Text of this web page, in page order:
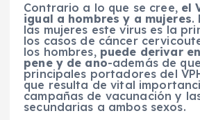
Contrario a lo que se cree, el
igual a hombres y a mujeres.
las mujeres este virus es la
los casos de cáncer
los hombres,puede derivar
pene y de ano-además de
principales portadores del
que resulta de vital
campañas de vacunación y
secundarias a ambos sexos.